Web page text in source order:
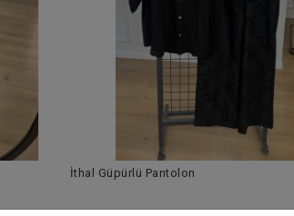
İthal Güpürlü Pantolon